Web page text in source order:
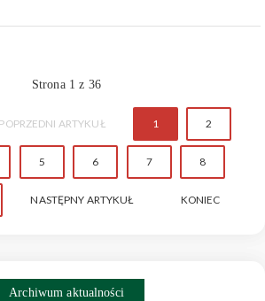
Strona 1 z 36
POPRZEDNI ARTYKUŁ 1 2
5 6 7 8
NASTĘPNY ARTYKUŁ KONIEC
Archiwum aktualności